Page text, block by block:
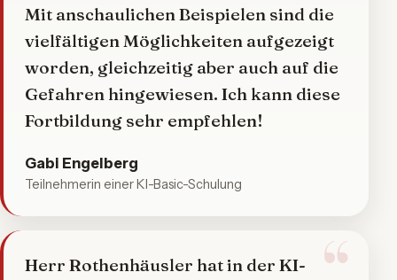
Mit anschaulichen Beispielen sind die
vielfältigen Möglichkeiten aufgezeigt
worden, gleichzeitig aber auch auf die
Gefahren hingewiesen. Ich kann diese
Fortbildung sehr empfehlen!
Gabi Engelberg
Teilnehmerin einer KI-Basic-Schulung
Herr Rothenhäusler hat in der KI-